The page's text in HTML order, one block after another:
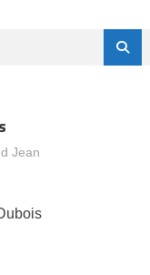
Jean